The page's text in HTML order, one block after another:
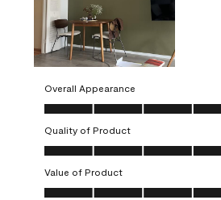
Overall Appearance
Overall Appearance, 5.0 out of 5
Quality of Product
Quality of Product, 5.0 out of 5
Value of Product
Value of Product, 5.0 out of 5